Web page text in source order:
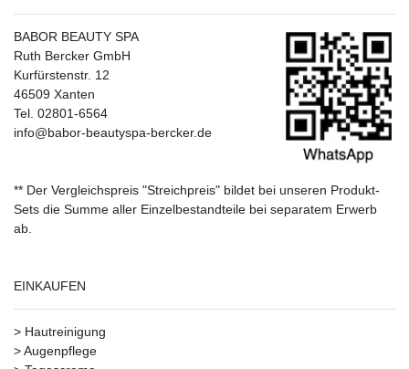
BABOR BEAUTY SPA
Ruth Bercker GmbH
Kurfürstenstr. 12
46509 Xanten
Tel. 02801-6564
info@babor-beautyspa-bercker.de
** Der Vergleichspreis "Streichpreis" bildet bei unseren Produkt-
Sets die Summe aller Einzelbestandteile bei separatem Erwerb
ab.
EINKAUFEN
> Hautreinigung
>Augenpflege